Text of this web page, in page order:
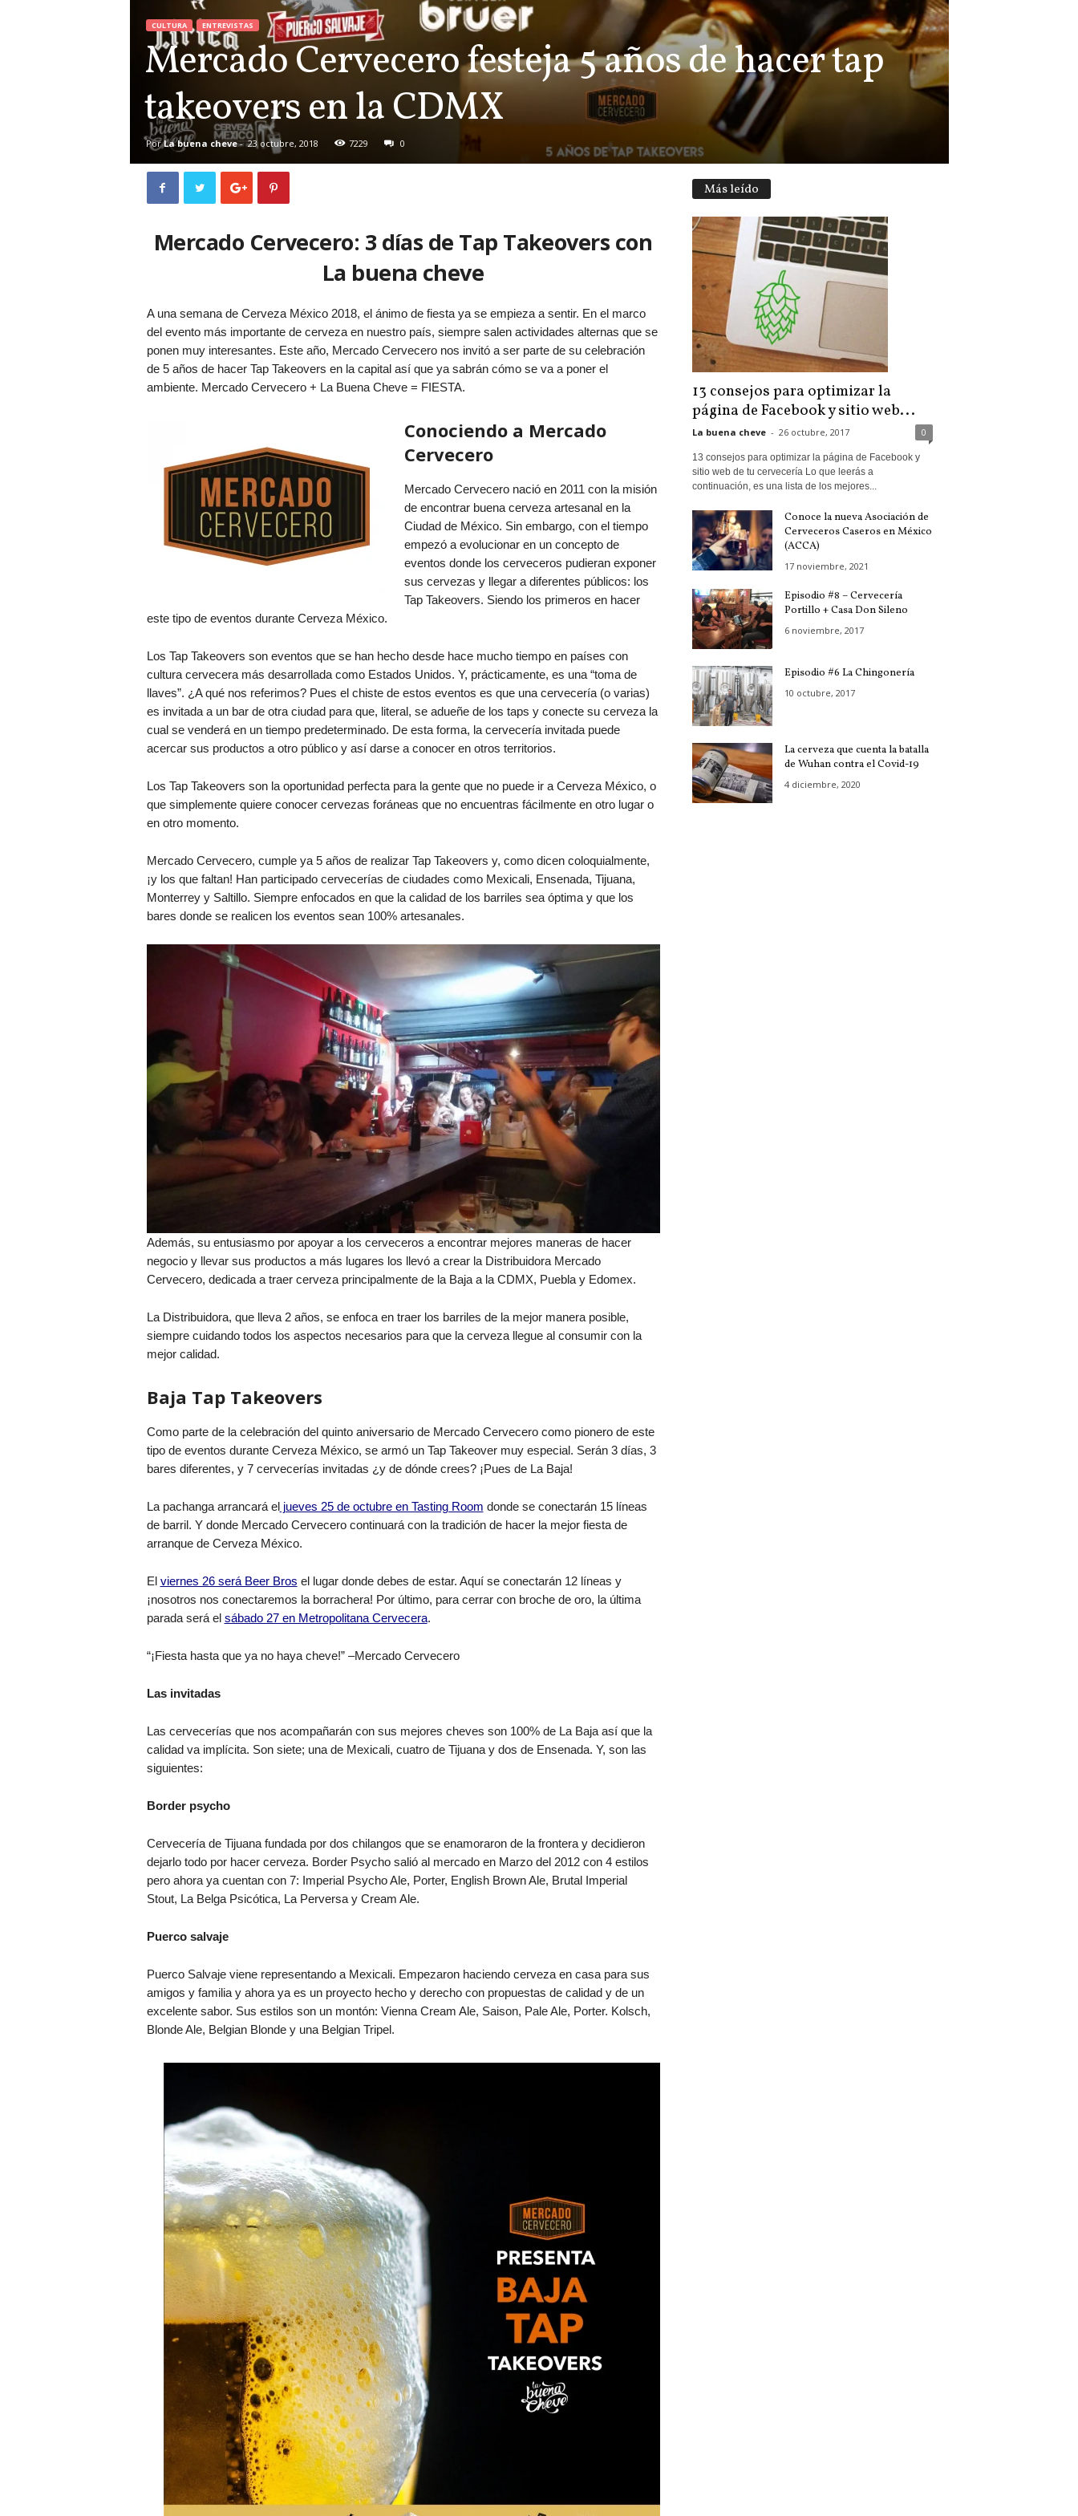
CULTURA ENTREVISTAS
Mercado Cervecero festeja 5 años de hacer tap
takeovers en la CDMX
Por La buena cheve- 23 octubre, 2018 7229 0
Mercado Cervecero: 3 días de Tap Takeovers con
La buena cheve
A una semana de Cerveza México 2018, el ánimo de fiesta ya se empieza a sentir. En el marco
del evento más importante de cerveza en nuestro país, siempre salen actividades alternas que se
ponen muy interesantes. Este año, Mercado Cervecero nos invitó a ser parte de su celebración
de 5 años de hacer Tap Takeovers en la capital así que ya sabrán cómo se va a poner el
ambiente. Mercado Cervecero + La Buena Cheve = FIESTA.
Conociendo a Mercado
Cervecero
Mercado Cervecero nació en 2011 con la misión
de encontrar buena cerveza artesanal en la
Ciudad de México. Sin embargo, con el tiempo
empezó a evolucionar en un concepto de
eventos donde los cerveceros pudieran exponer
sus cervezas y llegar a diferentes públicos: los
Tap Takeovers. Siendo los primeros en hacer
este tipo de eventos durante Cerveza México.
Los Tap Takeovers son eventos que se han hecho desde hace mucho tiempo en países con
cultura cervecera más desarrollada como Estados Unidos. Y, prácticamente, es una “toma de
llaves”. ¿A qué nos referimos? Pues el chiste de estos eventos es que una cervecería (o varias)
es invitada a un bar de otra ciudad para que, literal, se adueñe de los taps y conecte su cerveza la
cual se venderá en un tiempo predeterminado. De esta forma, la cervecería invitada puede
acercar sus productos a otro público y así darse a conocer en otros territorios.
Los Tap Takeovers son la oportunidad perfecta para la gente que no puede ir a Cerveza México, o
que simplemente quiere conocer cervezas foráneas que no encuentras fácilmente en otro lugar o
en otro momento.
Mercado Cervecero, cumple ya 5 años de realizar Tap Takeovers y, como dicen coloquialmente,
¡y los que faltan! Han participado cervecerías de ciudades como Mexicali, Ensenada, Tijuana,
Monterrey y Saltillo. Siempre enfocados en que la calidad de los barriles sea óptima y que los
bares donde se realicen los eventos sean 100% artesanales.
Además, su entusiasmo por apoyar a los cerveceros a encontrar mejores maneras de hacer
negocio y llevar sus productos a más lugares los llevó a crear la Distribuidora Mercado
Cervecero, dedicada a traer cerveza principalmente de la Baja a la CDMX, Puebla y Edomex.
La Distribuidora, que lleva 2 años, se enfoca en traer los barriles de la mejor manera posible,
siempre cuidando todos los aspectos necesarios para que la cerveza llegue al consumir con la
mejor calidad.
Baja Tap Takeovers
Como parte de la celebración del quinto aniversario de Mercado Cervecero como pionero de este
tipo de eventos durante Cerveza México, se armó un Tap Takeover muy especial. Serán 3 días, 3
bares diferentes, y 7 cervecerías invitadas ¿y de dónde crees? ¡Pues de La Baja!
La pachanga arrancará eljueves 25 de octubre en Tasting Room donde se conectarán 15 líneas
de barril. Y donde Mercado Cervecero continuará con la tradición de hacer la mejor fiesta de
arranque de Cerveza México.
El viernes 26 será Beer Bros el lugar donde debes de estar. Aquí se conectarán 12 líneas y
¡nosotros nos conectaremos la borrachera! Por último, para cerrar con broche de oro, la última
parada será el sábado 27 en Metropolitana Cervecera.
“¡Fiesta hasta que ya no haya cheve!” –Mercado Cervecero
Las invitadas
Las cervecerías que nos acompañarán con sus mejores cheves son 100% de La Baja así que la
calidad va implícita. Son siete; una de Mexicali, cuatro de Tijuana y dos de Ensenada. Y, son las
siguientes:
Border psycho
Cervecería de Tijuana fundada por dos chilangos que se enamoraron de la frontera y decidieron
dejarlo todo por hacer cerveza. Border Psycho salió al mercado en Marzo del 2012 con 4 estilos
pero ahora ya cuentan con 7: Imperial Psycho Ale, Porter, English Brown Ale, Brutal Imperial
Stout, La Belga Psicótica, La Perversa y Cream Ale.
Puerco salvaje
Puerco Salvaje viene representando a Mexicali. Empezaron haciendo cerveza en casa para sus
amigos y familia y ahora ya es un proyecto hecho y derecho con propuestas de calidad y de un
excelente sabor. Sus estilos son un montón: Vienna Cream Ale, Saison, Pale Ale, Porter. Kolsch,
Blonde Ale, Belgian Blonde y una Belgian Tripel.
Más leído
13 consejos para optimizar la
página de Facebook y sitio web...
La buena cheve - 26 octubre, 2017 0
13 consejos para optimizar la página de Facebook y
sitio web de tu cervecería Lo que leerás a
continuación, es una lista de los mejores...
Conoce la nueva Asociación de
Cerveceros Caseros en México
(ACCA)
17 noviembre, 2021
Episodio #8 – Cervecería
Portillo + Casa Don Sileno
6 noviembre, 2017
Episodio #6 La Chingonería
10 octubre, 2017
La cerveza que cuenta la batalla
de Wuhan contra el Covid-19
4 diciembre, 2020